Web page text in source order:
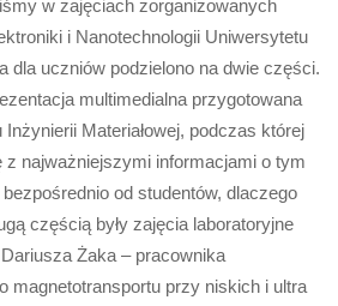
w zajęciach zorganizowanych
i Nanotechnologii Uniwersytetu
dla uczniów podzielono na dwie części.
multimedialna przygotowana
Materiałowej, podczas której
najważniejszymi informacjami o tym
od studentów, dlaczego
częścią były zajęcia laboratoryjne
Żaka – pracownika
magnetotransportu przy niskich i ultra